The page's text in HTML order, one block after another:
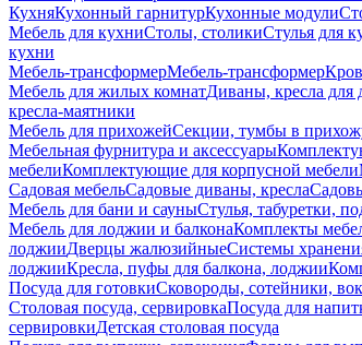
КухняКухонный гарнитурКухонные модули
Мебель для кухниСтолы, столикиСтулья для
кухни
Мебель-трансформерМебель-трансформер
Мебель для жилых комнатДиваны, кресла для
кресла-маятники
Мебель для прихожейСекции, тумбы в
Мебельная фурнитура и аксессуары
мебелиКомплектующие для корпусной мебели
Садовая мебельСадовые диваны, кресла
Мебель для бани и сауныСтулья, табуретки,
Мебель для лоджии и балконаКомплекты
лоджииДверцы жалюзийныеСистемы
лоджииКресла, пуфы для балкона, лоджии
Посуда для готовкиСковороды, сотейники,
Столовая посуда, сервировкаПосуда для
сервировкиДетская столовая посуда